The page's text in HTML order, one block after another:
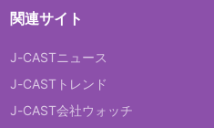
関連サイト
J-CASTニュース
J-CASTトレンド
J-CAST会社ウォッチ